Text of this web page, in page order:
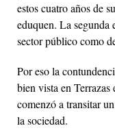
estos cuatro años de
eduquen. La segunda
sector público como
Por eso la
bien vista en Terrazas
comenzó a transitar
la sociedad.